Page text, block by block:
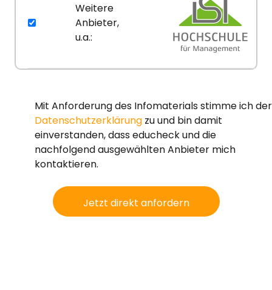
Weitere
Anbieter,
u.a.:
Mit Anforderung des Infomaterials stimme ich der
Datenschutzerklärung zu und bin damit
einverstanden, dass educheck und die
nachfolgend ausgewählten Anbieter mich
kontaktieren.
Jetzt direkt anfordern